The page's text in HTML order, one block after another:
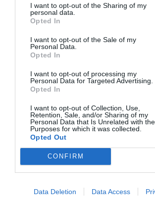
I want to opt-out of the Sharing of my
personal data.
Opted In
I want to opt-out of the Sale of my
Personal Data.
Opted In
I want to opt-out of processing my
Personal Data for Targeted Advertising.
Opted In
I want to opt-out of Collection, Use,
Retention, Sale, and/or Sharing of my
Personal Data that Is Unrelated with the
Purposes for which it was collected.
Opted Out
CONFIRM
Data Deletion Data Access